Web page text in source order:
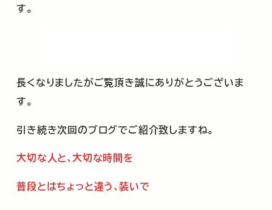
す。
長くなりましたがご覧頂き誠にありがとうございま
す。
引き続き次回のブログでご紹介致しますね。
大切な人と､大切な時間を
普段とはちょっと違う､装いで